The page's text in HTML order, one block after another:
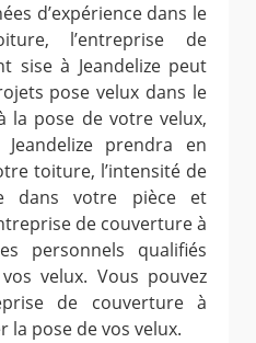
d’expérience dans le
l’entreprise de
sise à Jeandelize peut
pose velux dans le
la pose de votre velux,
prendra en
toiture, l’intensité de
dans votre pièce et
de couverture à
personnels qualifiés
velux. Vous pouvez
de couverture à
la pose de vos velux.